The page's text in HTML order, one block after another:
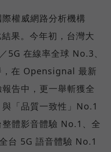
權威網路分析機構
果。今年初，台灣大
5G 在線率全球 No.3、
在 Opensignal 最新
告中，更一舉斬獲全
「品質一致性」No.1
體影音體驗 No.1、全
台 5G 語音體驗 No.1